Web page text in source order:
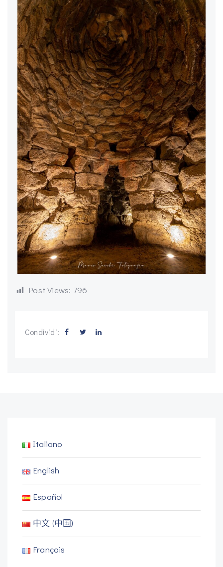
Post Views: 796
Condividi:
Italiano
English
Español
中文 (中国)
Français